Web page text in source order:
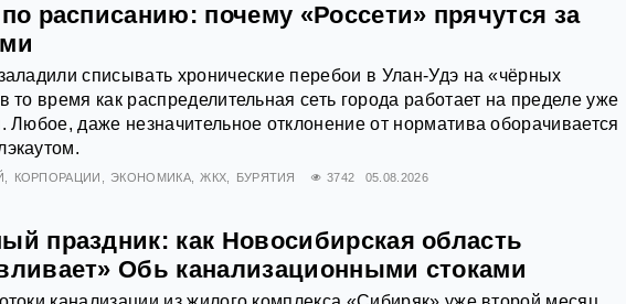
расписанию: почему «Россети» прячутся за
списывать хронические перебои в Улан-Удэ на «чёрных
то время как распределительная сеть города работает на пределе уже
Любое, даже незначительное отклонение от норматива оборачивается
КОРПОРАЦИИ ЭКОНОМИКА ЖКХ БУРЯТИЯ 3742 05.08.2026
праздник: как Новосибирская область
Обь канализационными стоками